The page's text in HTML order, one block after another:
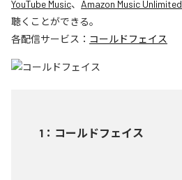
YouTube Music、 Amazon Music Unlimited
聴くことができる。
各配信サービス： コールドフェイス
1 ： コールドフェイス